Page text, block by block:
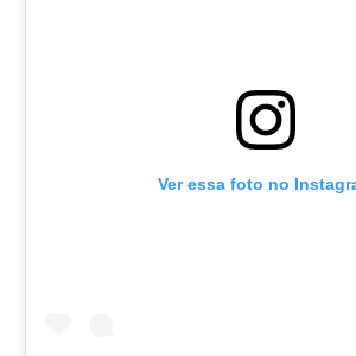
Ver essa foto no